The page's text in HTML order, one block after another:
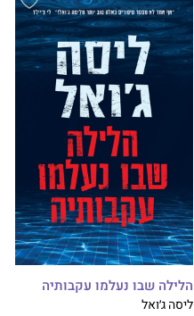
הלילה שבו נעלמו עקבותיה
ליסה ג׳ואל